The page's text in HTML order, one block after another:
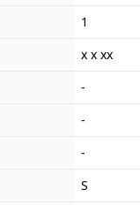
1
x x xx
-
-
-
S